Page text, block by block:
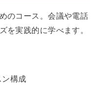
のコース。会議や電話
を実践的に学べます。
ン構成